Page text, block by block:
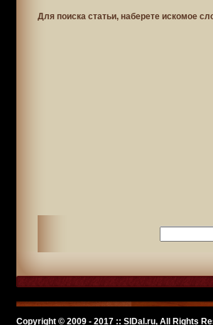
Для поиска статьи, наберете искомое
Copyright © 2009 - 2017 :: SlDal.ru, All Rights